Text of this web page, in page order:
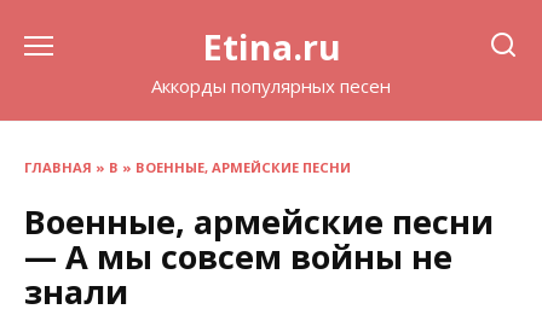
Etina.ru
Аккорды популярных песен
ГЛАВНАЯ » В » ВОЕННЫЕ, АРМЕЙСКИЕ ПЕСНИ
Военные, армейские песни
— А мы совсем войны не
знали